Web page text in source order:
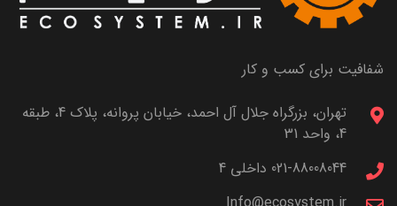
شفافیت برای کسب و کار
تهران، بزرگراه جلال آل احمد، خیابان پروانه، پلاک 4، طبقه
4، واحد 31
021-88008044 داخلی 4